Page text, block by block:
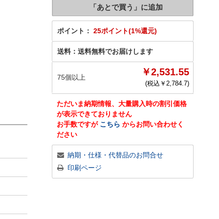
ポイント： 25ポイント(1%還元)
送料： 送料無料でお届けします
75個以上 ￥2,531.55
(税込￥ 2,784.7)
ただいま納期情報、大量購入時の割引価格
が表示できておりません
お手数ですが こちら からお問い合わせく
ださい
納期・仕様・代替品のお問合せ
印刷ページ